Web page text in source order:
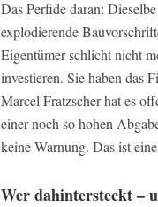
Das Perfide daran:
explodierende
Eigentümer schlicht nicht
investieren. Sie haben das
Marcel Fratzscher hat es
einer noch so hohen
keine Warnung. Das ist
Wer dahintersteckt –